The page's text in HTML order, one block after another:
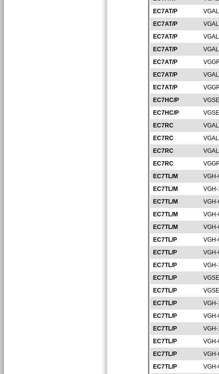
EC7AT/P
EC7AT/P
EC7AT/P
EC7AT/P
EC7AT/P
EC7AT/P
EC7AT/P
EC7HC/P
EC7HC/P
EC7RC
EC7RC
EC7RC
EC7RC
EC7TL/M
EC7TL/M
EC7TL/M
EC7TL/M
EC7TL/M
EC7TL/P
EC7TL/P
EC7TL/P
EC7TL/P
EC7TL/P
EC7TL/P
EC7TL/P
EC7TL/P
EC7TL/P
EC7TL/P
EC7TL/P